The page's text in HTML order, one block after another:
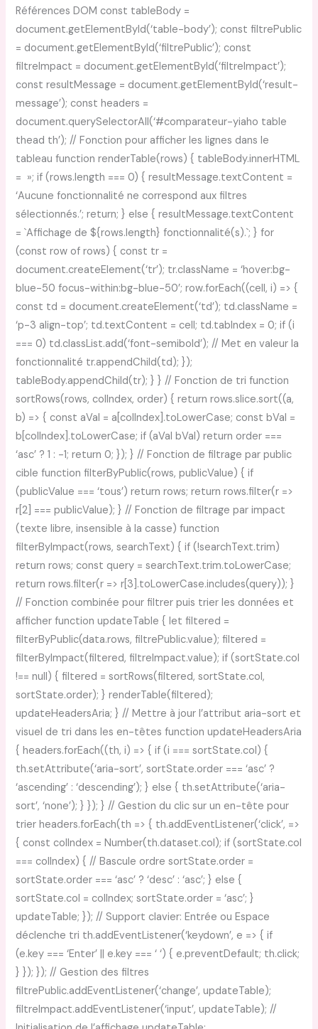
Références DOM const tableBody =
document.getElementById(‘table-body’); const filtrePublic
= document.getElementById(‘filtrePublic’); const
filtreImpact = document.getElementById(‘filtreImpact’);
const resultMessage = document.getElementById(‘result-
message’); const headers =
document.querySelectorAll(‘#comparateur-yiaho table
thead th’); // Fonction pour afficher les lignes dans le
tableau function renderTable(rows) { tableBody.innerHTML
= »; if (rows.length === 0) { resultMessage.textContent =
‘Aucune fonctionnalité ne correspond aux filtres
sélectionnés.’; return; } else { resultMessage.textContent
= `Affichage de ${rows.length} fonctionnalité(s).`; } for
(const row of rows) { const tr =
document.createElement(‘tr’); tr.className = ‘hover:bg-
blue-50 focus-within:bg-blue-50’; row.forEach((cell, i) => {
const td = document.createElement(‘td’); td.className =
‘p-3 align-top’; td.textContent = cell; td.tabIndex = 0; if (i
=== 0) td.classList.add(‘font-semibold’); // Met en valeur la
fonctionnalité tr.appendChild(td); });
tableBody.appendChild(tr); } } // Fonction de tri function
sortRows(rows, colIndex, order) { return rows.slice.sort((a,
b) => { const aVal = a[colIndex].toLowerCase; const bVal =
b[colIndex].toLowerCase; if (aVal bVal) return order ===
‘asc’ ? 1 : -1; return 0; }); } // Fonction de filtrage par public
cible function filterByPublic(rows, publicValue) { if
(publicValue === ‘tous’) return rows; return rows.filter(r =>
r[2] === publicValue); } // Fonction de filtrage par impact
(texte libre, insensible à la casse) function
filterByImpact(rows, searchText) { if (!searchText.trim)
return rows; const query = searchText.trim.toLowerCase;
return rows.filter(r => r[3].toLowerCase.includes(query)); }
// Fonction combinée pour filtrer puis trier les données et
afficher function updateTable { let filtered =
filterByPublic(data.rows, filtrePublic.value); filtered =
filterByImpact(filtered, filtreImpact.value); if (sortState.col
!== null) { filtered = sortRows(filtered, sortState.col,
sortState.order); } renderTable(filtered);
updateHeadersAria; } // Mettre à jour l’attribut aria-sort et
visuel de tri dans les en-têtes function updateHeadersAria
{ headers.forEach((th, i) => { if (i === sortState.col) {
th.setAttribute(‘aria-sort’, sortState.order === ‘asc’ ?
‘ascending’ : ‘descending’); } else { th.setAttribute(‘aria-
sort’, ‘none’); } }); } // Gestion du clic sur un en-tête pour
trier headers.forEach(th => { th.addEventListener(‘click’, =>
{ const colIndex = Number(th.dataset.col); if (sortState.col
=== colIndex) { // Bascule ordre sortState.order =
sortState.order === ‘asc’ ? ‘desc’ : ‘asc’; } else {
sortState.col = colIndex; sortState.order = ‘asc’; }
updateTable; }); // Support clavier: Entrée ou Espace
déclenche tri th.addEventListener(‘keydown’, e => { if
(e.key === ‘Enter’ || e.key === ‘ ‘) { e.preventDefault; th.click;
} }); }); // Gestion des filtres
filtrePublic.addEventListener(‘change’, updateTable);
filtreImpact.addEventListener(‘input’, updateTable); //